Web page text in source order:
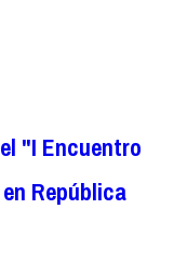
"I Encuentro
República